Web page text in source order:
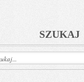
SZUKAJ